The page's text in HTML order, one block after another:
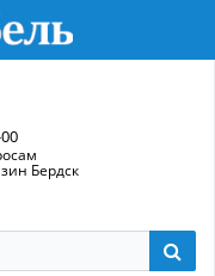
Бердск